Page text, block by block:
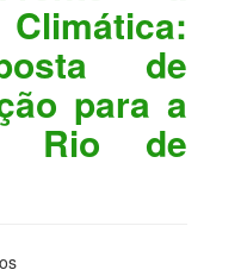
de
para a
Rio de